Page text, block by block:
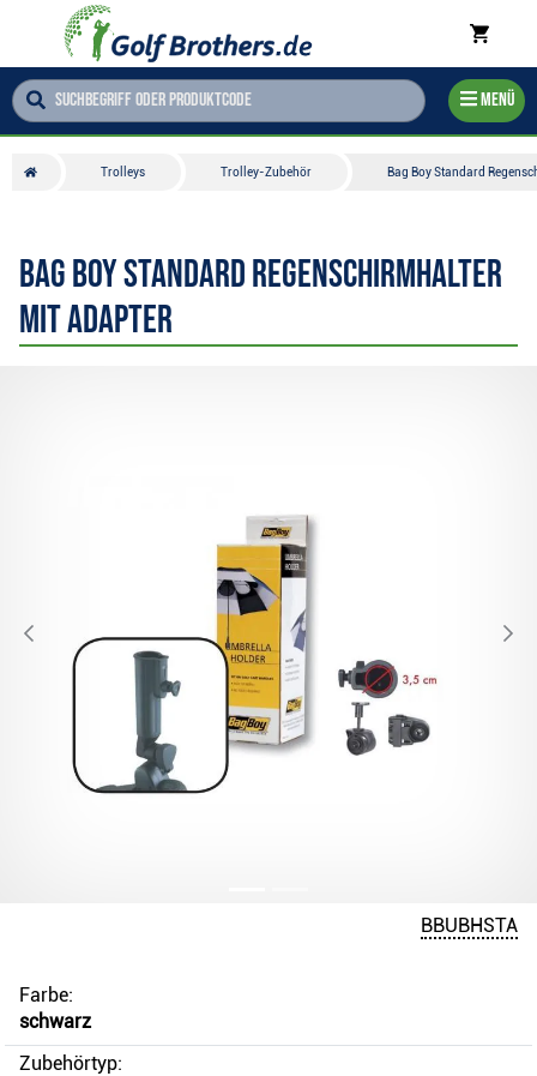
Menü
Trolleys Trolley-Zubehör Bag Boy Standard
Bag Boy Standard Regenschirmhalter
mit Adapter
BBUBHSTA
Farbe:
schwarz
Zubehörtyp: